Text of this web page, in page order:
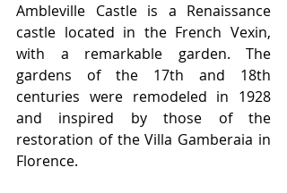
Ambleville Castle is a Renaissance
castle located in the French Vexin,
with a remarkable garden. The
gardens of the 17th and 18th
centuries were remodeled in 1928
and inspired by those of the
restoration of the Villa Gamberaia in
Florence.